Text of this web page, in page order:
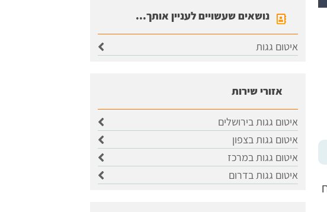
נושאים שעשויים לעניין אותך...
איטום גגות
אזורי שירות
איטום גגות בירושלים
​איטום גגות בצפון
איטום גגות במרכז
איטום גגות בדרום